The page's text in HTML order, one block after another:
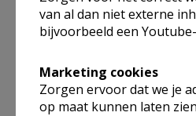
Deel dit artikel
van al dan niet externe
bijvoorbeeld een
Marketing cookies
Zorgen ervoor dat we je
op maat kunnen laten